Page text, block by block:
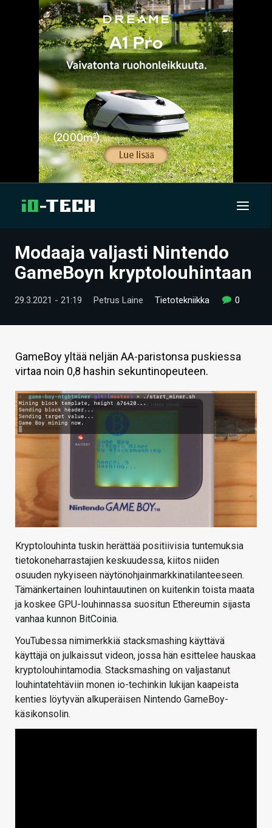
UUTISET
TIETOA
HINTA.FI
KAUPPA
VAIHDA TEEMA
HAKU
Modaaja valjasti Nintendo
GameBoyn kryptolouhintaan
29.3.2021 - 21:19 Petrus Laine Tietotekniikka 0
GameBoy yltää neljän AA-paristonsa puskiessa
virtaa noin 0,8 hashin sekuntinopeuteen.
Kryptolouhinta tuskin herättää positiivisia tuntemuksia
tietokoneharrastajien keskuudessa, kiitos niiden
osuuden nykyiseen näytönohjainmarkkinatilanteeseen.
Tämänkertainen louhintauutinen on kuitenkin toista maata
ja koskee GPU-louhinnassa suositun Ethereumin sijasta
vanhaa kunnon BitCoinia.
YouTubessa nimimerkkiä stacksmashing käyttävä
käyttäjä on julkaissut videon, jossa hän esittelee hauskaa
kryptolouhintamodia. Stacksmashing on valjastanut
louhintatehtäviin monen io-techinkin lukijan kaapeista
kenties löytyvän alkuperäisen Nintendo GameBoy-
käsikonsolin.